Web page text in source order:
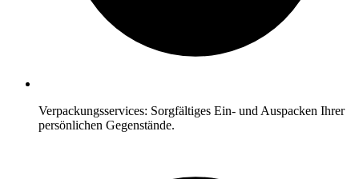
Verpackungsservices: Sorgfältiges Ein- und Auspacken Ihrer
persönlichen Gegenstände.